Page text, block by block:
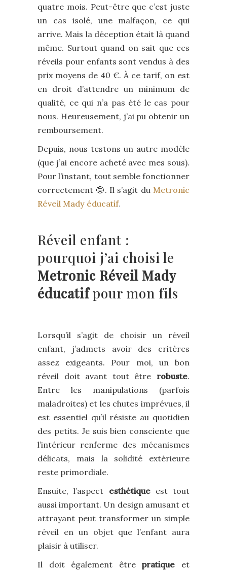
quatre mois. Peut-être que c’est juste
un cas isolé, une malfaçon, ce qui
arrive. Mais la déception était là quand
même. Surtout quand on sait que ces
réveils pour enfants sont vendus à des
prix moyens de 40 €. À ce tarif, on est
en droit d’attendre un minimum de
qualité, ce qui n’a pas été le cas pour
nous. Heureusement, j’ai pu obtenir un
remboursement.
Depuis, nous testons un autre modèle
(que j’ai encore acheté avec mes sous).
Pour l’instant, tout semble fonctionner
correctement 🤪. Il s’agit du Metronic
Réveil Mady éducatif.
Réveil enfant :
pourquoi j’ai choisi le
Metronic Réveil Mady
éducatifpour mon fils
Lorsqu’il s’agit de choisir un réveil
enfant, j’admets avoir des critères
assez exigeants. Pour moi, un bon
réveil doit avant tout être robuste.
Entre les manipulations (parfois
maladroites) et les chutes imprévues, il
est essentiel qu’il résiste au quotidien
des petits. Je suis bien consciente que
l’intérieur renferme des mécanismes
délicats, mais la solidité extérieure
reste primordiale.
Ensuite, l’aspect esthétiqueest tout
aussi important. Un design amusant et
attrayant peut transformer un simple
réveil en un objet que l’enfant aura
plaisir à utiliser.
Il doit également êtrepratique et